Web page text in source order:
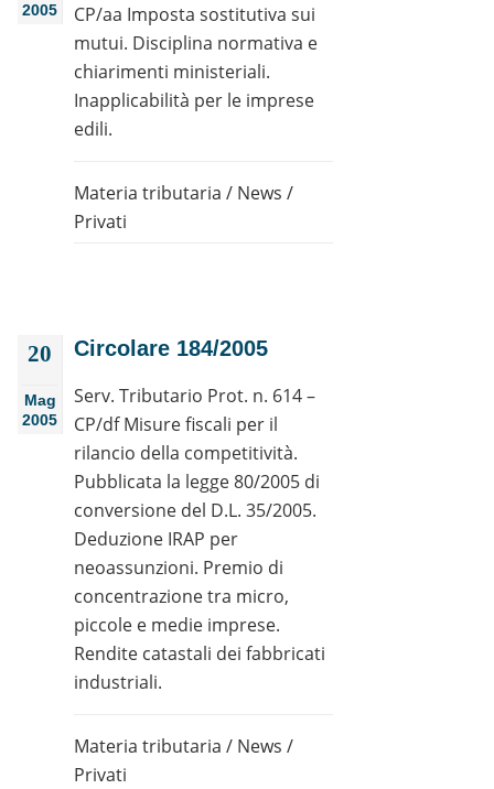
2005
CP/aa Imposta sostitutiva sui
mutui. Disciplina normativa e
chiarimenti ministeriali.
Inapplicabilità per le imprese
edili.
Materia tributaria / News /
Privati
20
Mag
2005
Circolare 184/2005
Serv. Tributario Prot. n. 614 –
CP/df Misure fiscali per il
rilancio della competitività.
Pubblicata la legge 80/2005 di
conversione del D.L. 35/2005.
Deduzione IRAP per
neoassunzioni. Premio di
concentrazione tra micro,
piccole e medie imprese.
Rendite catastali dei fabbricati
industriali.
Materia tributaria / News /
Privati